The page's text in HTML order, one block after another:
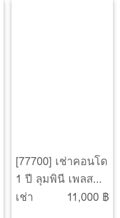
[77700] เช่าคอนโด
1 ปี ลุมพินี เพลส
ปิ่นเกล้า 2
เช่า
11,000 ฿